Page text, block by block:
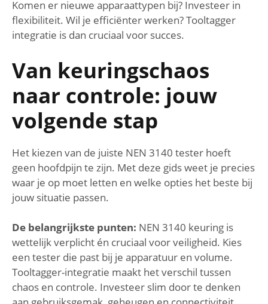
Komen er nieuwe apparaattypen bij? Investeer in
flexibiliteit. Wil je efficiënter werken? Tooltagger
integratie is dan cruciaal voor succes.
Van keuringschaos
naar controle: jouw
volgende stap
Het kiezen van de juiste NEN 3140 tester hoeft
geen hoofdpijn te zijn. Met deze gids weet je precies
waar je op moet letten en welke opties het beste bij
jouw situatie passen.
De belangrijkste punten: NEN 3140 keuring is
wettelijk verplicht én cruciaal voor veiligheid. Kies
een tester die past bij je apparatuur en volume.
Tooltagger-integratie maakt het verschil tussen
chaos en controle. Investeer slim door te denken